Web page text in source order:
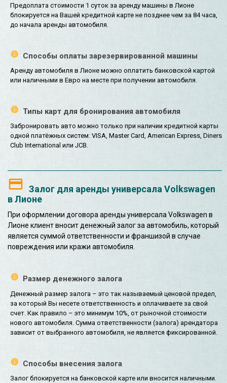
Предоплата стоимости 1 суток за аренду машины в Лионе
блокируется на Вашей кредитной карте не позднее чем за 84 часа,
до начала аренды автомобиля.
Способы оплаты зарезервированной машины
Аренду автомобиля в Лионе можно оплатить банковской картой
или наличными в Евро на месте при получении автомобиля.
Типы карт для бронирования автомобиля
Забронировать авто можно только при наличии кредитной карты
одной платёжных систем: VISA, Master Card, American Express, Diners
Club International или JCB.
Залог для аренды универсала Volkswagen
в Лионе
При оформлении договора аренды универсала Volkswagen в
Лионе клиент вносит денежный залог за автомобиль, который
является суммой ответственности и франшизой в случае
повреждения или кражи автомобиля.
Размер денежного залога
Денежный размер залога – это так называемый ценовой предел,
за который Вы несете ответственность и оплачиваете за свой
счет. Как правило – это минимум 10%, от рыночной стоимости
нового автомобиля. Сумма ответственности (залога) арендатора
зависит от выбранного автомобиля, не является фиксированной.
Способы внесения залога
Залог блокируется на банковской карте или вносится наличными.